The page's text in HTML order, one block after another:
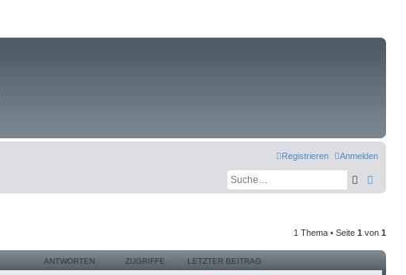
Anmelden
Registrieren
Suche
1 Thema • Seite 1 von 1
ANTWORTEN ZUGRIFFE LETZTER BEITRAG